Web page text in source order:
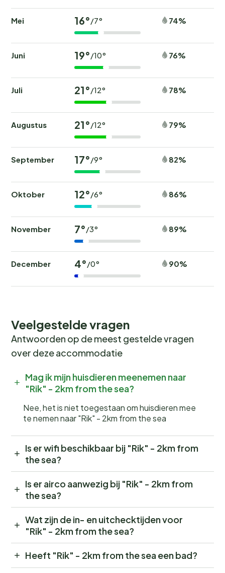
Mei 16°/7° 74%
Juni 19°/10° 76%
Juli 21°/12° 78%
Augustus 21°/12° 79%
September 17°/9° 82%
Oktober 12°/6° 86%
November 7°/3° 89%
December 4°/0° 90%
Veelgestelde vragen
Antwoorden op de meest gestelde vragen
over deze accommodatie
Mag ik mijn huisdieren meenemen naar
"Rik" - 2km from the sea?
Nee, het is niet toegestaan om huisdieren mee
te nemen naar "Rik" - 2km from the sea
Is er wifi beschikbaar bij "Rik" - 2km from
the sea?
Is er airco aanwezig bij "Rik" - 2km from
the sea?
Wat zijn de in- en uitchecktijden voor
"Rik" - 2km from the sea?
Heeft "Rik" - 2km from the sea een bad?